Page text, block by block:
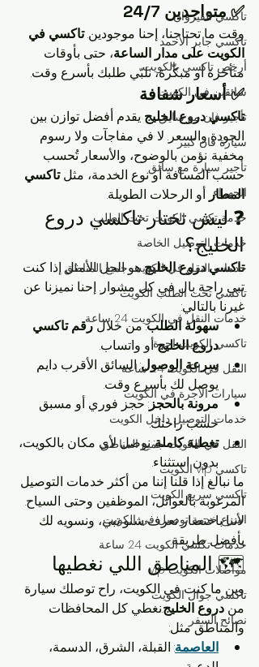
تاكسي القيروان
تاكسي جابر الأحمد
أرخص تاكسي بالكويت
سائقين في الكويت
تأجير فان مع سايق
سيارة فان كبير
تأجير سيارة مع سائق
الجهراء
خدمة تكسي الكويت تحت الطلب
خدمات التوصيل الخاصة
خدمات النقل في الكويت جميع المناطق
تاكسي تحت الطلب الكويت
خدمات النقل في الكويت 24 ساعة
تاكسي الكويت اجرة
النقل في الكويت 24 ساعة
سيارات الأجرة في الكويت
خدمات التوصيل داخل الكويت
النقل في الكويت جميع المناطق
تاكسي vip الكويت
تاكسي سريع الكويت
اسرع خدمة توصيل في الكويت
خدمات تكسي الكويت 24 ساعة
مواصلات الكويت vip
تاكسي جوال الكويت
نصائح السفر
✅ متواجدين 24/7
وقت ما تحتاجنا، إحنا موجودين. تاكسي في
الكويت على مدار الساعة، حتى بأوقات
متأخرة أو مبكّرة، نلبّي طلبك بأسرع وقت.
✅ أسعار شفافة
تاكسي دروع الخليج يقدم أفضل توازن بين
الجودة والسعر. لا في مفاجآت ولا رسوم
مخفية. نؤمن بالوضوح، والأسعار تُحسب
حسب المسافة أو نوع الخدمة، مثل تاكسي
المطار أو الرحلات الطويلة.
❓ ليش تختار تاكسي دروع
الخليج؟
تاكسي دروع الخليج هو الحل الأمثل إذا كنت
تبي راحة بال في كل مشوار. إحنا نميزنا عن
غيرنا بالتالي:
سهولة الطلب: من خلال رقم تاكسي
دروع الخليج أو واتساب.
سرعة الوصول: السائق الأقرب دايم
يوصل لك بأسرع وقت.
مرونة بالحجز: حجز فوري أو مسبق
حسب راحتك.
تغطية كاملة: نوصل لأي مكان بالكويت،
بدون استثناء.
ما نبالغ إذا قلنا إننا من أكثر خدمات التوصيل
المرغوبة بالعوائل، الموظفين وحتى السياح.
لأننا باختصار نعرف شنو تبي، ونسويه لك
بأفضل طريقة.
🗺️ المناطق اللي نغطيها
وين ما كنت في الكويت، راح توصلك سيارة
من دروع الخليج.نغطي كل المحافظات
والمناطق مثل:
العاصمة: القبلة، الشرق، الدسمة،